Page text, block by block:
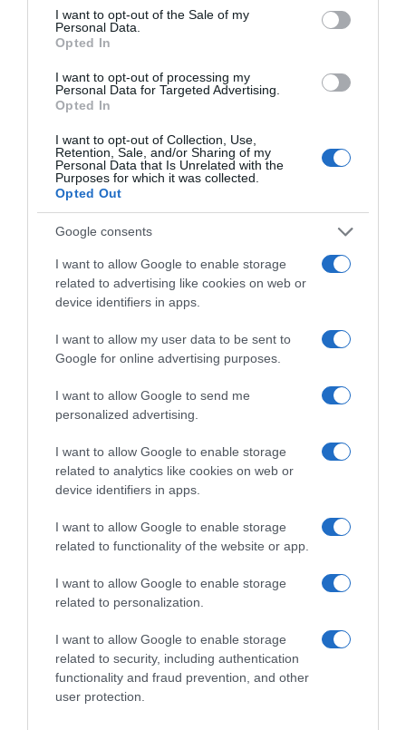
consent section.
I want to opt-out of the Sale of my
Personal Data.
Opted In
I want to opt-out of processing my
Personal Data for Targeted Advertising.
Opted In
I want to opt-out of Collection, Use,
Retention, Sale, and/or Sharing of my
Personal Data that Is Unrelated with the
Purposes for which it was collected.
Opted Out
Google consents
I want to allow Google to enable storage
related to advertising like cookies on web or
device identifiers in apps.
I want to allow my user data to be sent to
Google for online advertising purposes.
I want to allow Google to send me
personalized advertising.
I want to allow Google to enable storage
related to analytics like cookies on web or
device identifiers in apps.
I want to allow Google to enable storage
related to functionality of the website or app.
I want to allow Google to enable storage
related to personalization.
I want to allow Google to enable storage
related to security, including authentication
functionality and fraud prevention, and other
user protection.
Όλη η Τήνος… έτριβε τα μάτια της
με το τεράστιο γιοτ που μπήκε
μέσα στο...
Μεγάλη πράξη ανθρωπιάς:
Γνωστός Έλληνας ποδοσφαιριστής
Μοναχός μαχαίρωσε εργαζόμενο
έναν μοναχό – Συνελήφθη για
απόπειρα...
Σοκάρει η περιγραφή της γυναίκας που κράτησε μέσα στο αεροπλάνο της
απαγωγή και δολοφονία του
Μάριου Παπαγεωργίου – Ένα
έγκλημα χωρίς...
Σαν σήμερα 9 Αυγούστου: Η
δολοφονία της εγκύου Σάρον Τέιτ –
Τι απέγιναν τα μέλη...